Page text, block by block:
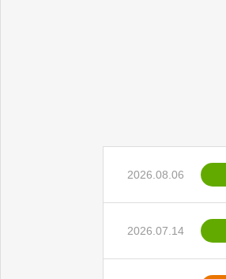
2026.08.06
2026.07.14